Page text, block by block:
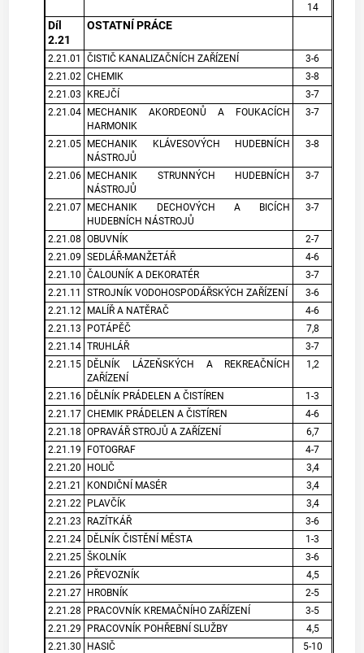
14
Díl
2.21
OSTATNÍ PRÁCE
2.21.01 ČISTIČ KANALIZAČNÍCH ZAŘÍZENÍ
3-6
2.21.02 CHEMIK
3-8
2.21.03
KREJČÍ
3-7
2.21.04 MECHANIK AKORDEONŮ A FOUKACÍCH
HARMONIK
3-7
2.21.05 MECHANIK KLÁVESOVÝCH HUDEBNÍCH
NÁSTROJŮ
3-8
2.21.06 MECHANIK STRUNNÝCH HUDEBNÍCH
NÁSTROJŮ
3-7
2.21.07 MECHANIK DECHOVÝCH A BICÍCH
HUDEBNÍCH NÁSTROJŮ
3-7
2.21.08 OBUVNÍK
2-7
2.21.09 SEDLÁŘ-MANŽETÁŘ
4-6
2.21.10 ČALOUNÍK A DEKORATÉR
3-7
2.21.11
STROJNÍK VODOHOSPODÁŘSKÝCH ZAŘÍZENÍ
3-6
2.21.12
MALÍŘ A NATĚRAČ
4-6
2.21.13
POTÁPĚČ
7,8
2.21.14 TRUHLÁŘ
3-7
2.21.15 DĚLNÍK LÁZEŇSKÝCH A REKREAČNÍCH
ZAŘÍZENÍ
1,2
2.21.16 DĚLNÍK PRÁDELEN A ČISTÍREN
1-3
2.21.17 CHEMIK PRÁDELEN A ČISTÍREN
4-6
2.21.18 OPRAVÁŘ STROJŮ A ZAŘÍZENÍ
6,7
2.21.19
FOTOGRAF
4-7
2.21.20
HOLIČ
3,4
2.21.21
KONDIČNÍ MASÉR
3,4
2.21.22
PLAVČÍK
3,4
2.21.23
RAZÍTKÁŘ
3-6
2.21.24 DĚLNÍK ČISTĚNÍ MĚSTA
1-3
2.21.25 ŠKOLNÍK
3-6
2.21.26 PŘEVOZNÍK
4,5
2.21.27 HROBNÍK
2-5
2.21.28
PRACOVNÍK KREMAČNÍHO ZAŘÍZENÍ
3-5
2.21.29
PRACOVNÍK POHŘEBNÍ SLUŽBY
4,5
2.21.30
HASIČ
5-10